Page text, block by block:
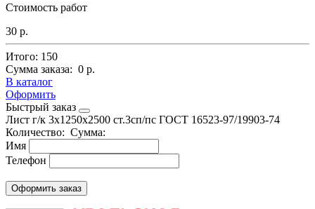
Стоимость работ
30 р.
Итого: 150
Сумма заказа: 0 р.
В каталог
Оформить
Быстрый заказ
Лист г/к 3х1250х2500 ст.3сп/пс ГОСТ 16523-97/19903-74
Количество: Сумма:
Имя
Телефон